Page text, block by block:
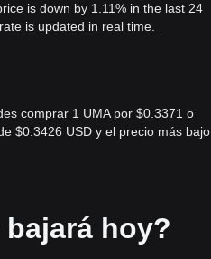
is down by 1.11% in the last 24
is updated in real time.
comprar 1 UMA por $0.3371 o
$0.3426 USD y el precio más bajo
hoy?